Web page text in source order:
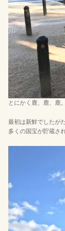
とにかく鹿、鹿、鹿。
最初は新鮮でしたが
多くの国宝が貯蔵さ